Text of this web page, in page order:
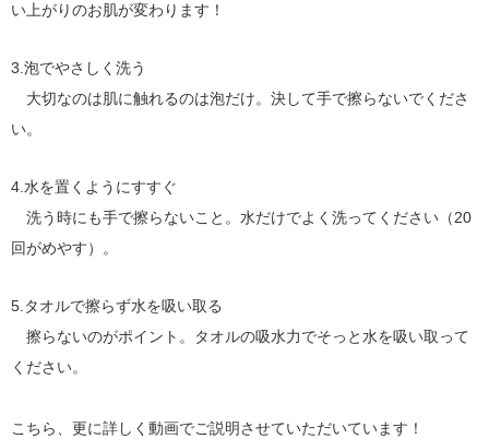
い上がりのお肌が変わります！
3.泡でやさしく洗う
大切なのは肌に触れるのは泡だけ。決して手で擦らないでくださ
い。
4.水を置くようにすすぐ
洗う時にも手で擦らないこと。水だけでよく洗ってください（20
回がめやす）。
5.タオルで擦らず水を吸い取る
擦らないのがポイント。タオルの吸水力でそっと水を吸い取って
ください。
こちら、更に詳しく動画でご説明させていただいています！